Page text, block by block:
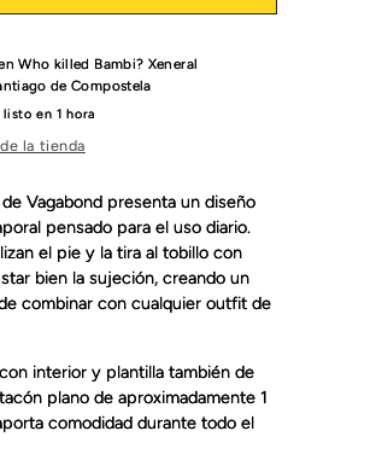
Who killed Bambi? Xeneral
de Compostela
en 1 hora
la tienda
de Vagabond presenta un diseño
pensado para el uso diario.
el pie y la tira al tobillo con
bien la sujeción, creando un
combinar con cualquier outfit de
interior y plantilla también de
plano de aproximadamente 1
comodidad durante todo el